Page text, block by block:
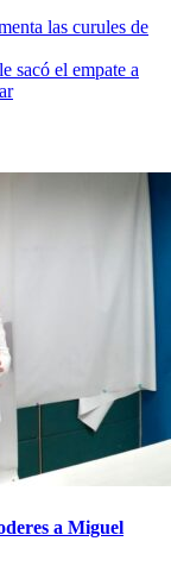
las curules de
sacó el empate a
a Miguel